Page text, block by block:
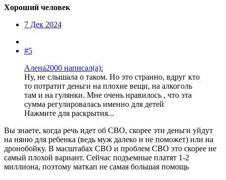
Хороший человек
7 Дек 2024
#5
Алена2000 написал(а):
Ну, не слышала о таком. Но это странно, вдруг кто
то потратит деньги на плохие вещи, на алкоголь
там и на гулянки. Мне очень нравилось , что эта
сумма регулировалась именно для детей
Нажмите для раскрытия...
Вы знаете, когда речь идет об СВО, скорее эти деньги уйдут
на няню для ребенка (ведь муж далеко и не поможет) или на
дронобойку. В масштабах СВО и проблем СВО это скорее не
самый плохой вариант. Сейчас подъемные платят 1-2
миллиона, поэтому маткап не самая большая помощь